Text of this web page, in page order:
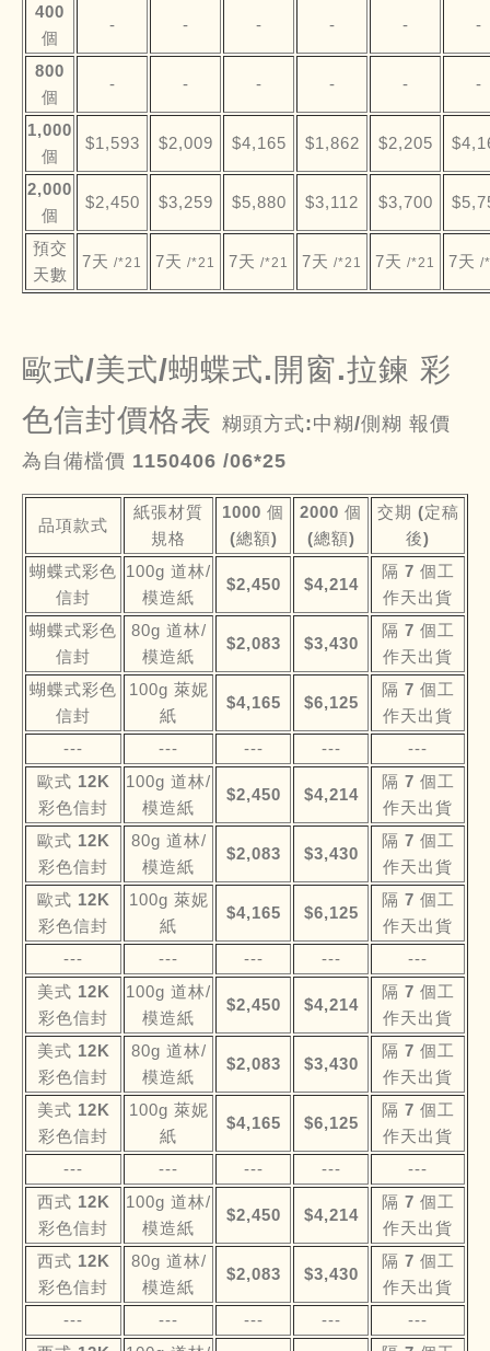
400
個
- - - - - -
800
個
- - - - - -
1,000
個
$1,593 $2,009 $4,165 $1,862 $2,205
2,000
個
$2,450 $3,259 $5,880 $3,112 $3,700
預交
天數
7天 /*21 7天 /*21 7天 /*21 7天 /*21 7天 /*21 7天 /
歐式/美式/蝴蝶式.開窗.拉鍊 彩
色信封價格表 糊頭方式:中糊/側糊 報價
為自備檔價 1150406 /06*25
品項款式
紙張材質
規格
1000 個
(總額)
2000 個
(總額)
交期 (定稿
後)
蝴蝶式彩色
信封
100g 道林/
模造紙
$2,450 $4,214
隔 7 個工
作天出貨
蝴蝶式彩色
信封
80g 道林/
模造紙
$2,083 $3,430
隔 7 個工
作天出貨
蝴蝶式彩色
信封
100g 萊妮
紙
$4,165 $6,125
隔 7 個工
作天出貨
---
--- --- ---
---
歐式 12K
彩色信封
100g 道林/
模造紙
$2,450 $4,214
隔 7 個工
作天出貨
歐式 12K
彩色信封
80g 道林/
模造紙
$2,083 $3,430
隔 7 個工
作天出貨
歐式 12K
彩色信封
100g 萊妮
紙
$4,165 $6,125
隔 7 個工
作天出貨
---
--- --- ---
---
美式 12K
彩色信封
100g 道林/
模造紙
$2,450 $4,214
隔 7 個工
作天出貨
美式 12K
彩色信封
80g 道林/
模造紙
$2,083 $3,430
隔 7 個工
作天出貨
美式 12K
彩色信封
100g 萊妮
紙
$4,165 $6,125
隔 7 個工
作天出貨
---
--- --- ---
---
西式 12K
彩色信封
100g 道林/
模造紙
$2,450 $4,214
隔 7 個工
作天出貨
西式 12K
彩色信封
80g 道林/
模造紙
$2,083 $3,430
隔 7 個工
作天出貨
---
--- --- ---
---